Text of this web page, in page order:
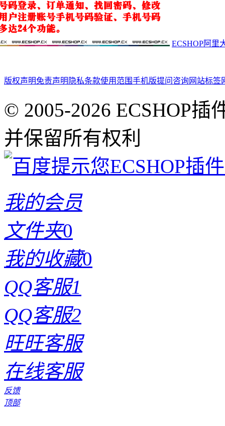
ECSHOP阿里
版权声明免责声明 隐私条款使用范围手机版提问咨询 网站标签
© 2005-2026 ECSHOP插
并保留所有权利
我的会员
文件夹0
我的收藏0
QQ客服1
QQ客服2
旺旺客服
在线客服
反馈
顶部